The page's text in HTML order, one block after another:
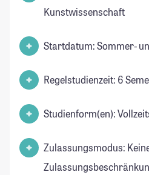
Kunstwissenschaft
Startdatum: Sommer-
Regelstudienzeit: 6
Studienform(en):
Zulassungsmodus: